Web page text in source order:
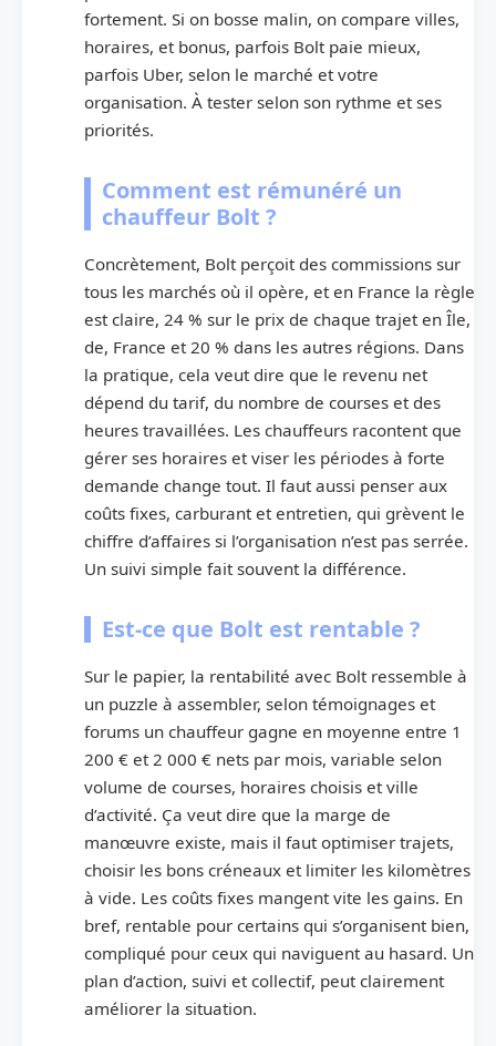
fortement. Si on bosse malin, on compare villes,
horaires, et bonus, parfois Bolt paie mieux,
parfois Uber, selon le marché et votre
organisation. À tester selon son rythme et ses
priorités.
Comment est rémunéré un
chauffeur Bolt ?
Concrètement, Bolt perçoit des commissions sur
tous les marchés où il opère, et en France la règle
est claire, 24 % sur le prix de chaque trajet en Île,
de, France et 20 % dans les autres régions. Dans
la pratique, cela veut dire que le revenu net
dépend du tarif, du nombre de courses et des
heures travaillées. Les chauffeurs racontent que
gérer ses horaires et viser les périodes à forte
demande change tout. Il faut aussi penser aux
coûts fixes, carburant et entretien, qui grèvent le
chiffre d’affaires si l’organisation n’est pas serrée.
Un suivi simple fait souvent la différence.
Est-ce que Bolt est rentable ?
Sur le papier, la rentabilité avec Bolt ressemble à
un puzzle à assembler, selon témoignages et
forums un chauffeur gagne en moyenne entre 1
200 € et 2 000 € nets par mois, variable selon
volume de courses, horaires choisis et ville
d’activité. Ça veut dire que la marge de
manœuvre existe, mais il faut optimiser trajets,
choisir les bons créneaux et limiter les kilomètres
à vide. Les coûts fixes mangent vite les gains. En
bref, rentable pour certains qui s’organisent bien,
compliqué pour ceux qui naviguent au hasard. Un
plan d’action, suivi et collectif, peut clairement
améliorer la situation.